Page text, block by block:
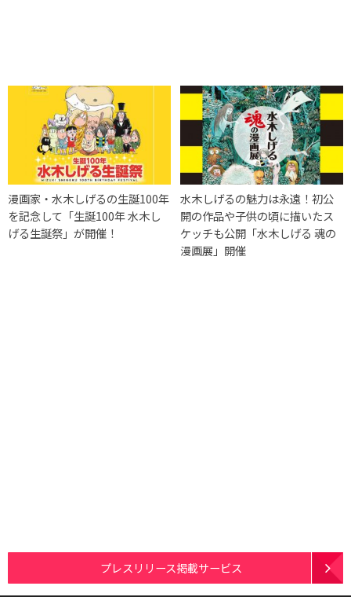
漫画家・水木しげるの生誕100年
を記念して「生誕100年 水木し
げる生誕祭」が開催！
水木しげるの魅力は永遠！初公
開の作品や子供の頃に描いたス
ケッチも公開「水木しげる 魂の
漫画展」開催
プレスリリース掲載サービス